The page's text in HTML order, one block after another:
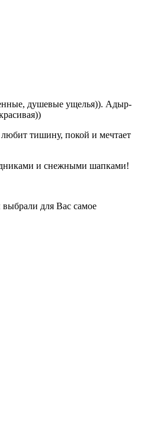
душевые ущелья)). Адыр-
тишину, покой и мечтает
и снежными шапками!
для Вас самое